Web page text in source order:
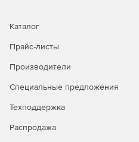
Каталог
Прайс-листы
Производители
Специальные предложения
Техподдержка
Распродажа